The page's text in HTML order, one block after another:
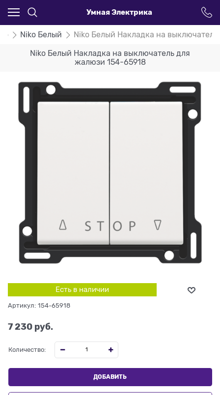
Умная Электрика
Niko Белый Niko Белый Накладка на
Niko Белый Накладка на выключатель для
жалюзи 154-65918
Есть в наличии
Артикул: 154-65918
7 230 руб.
Количество:
ДОБАВИТЬ